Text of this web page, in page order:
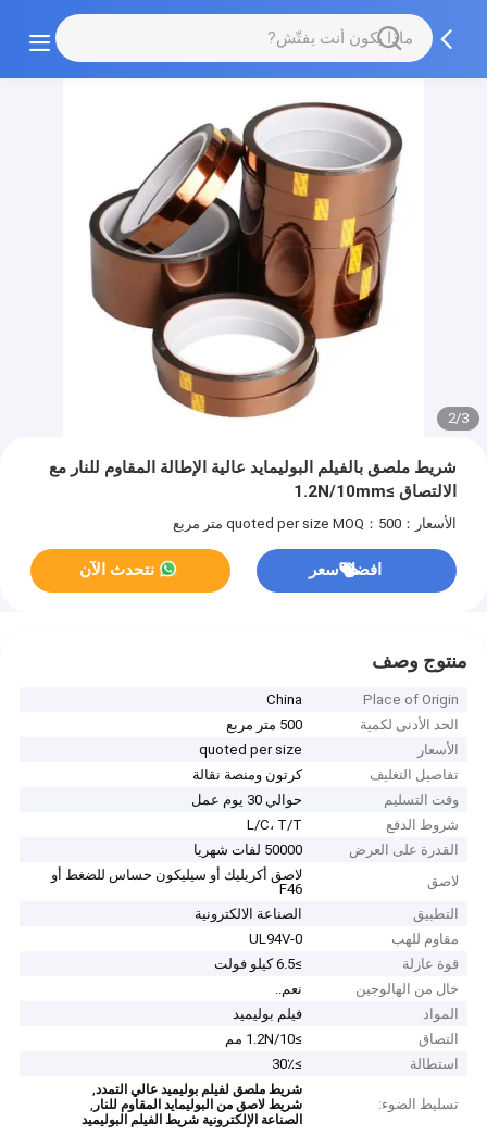
2/3
شريط ملصق بالفيلم البوليمايد عالية الإطالة المقاوم للنار مع
الالتصاق ≥1.2N/10mm
الأسعار：quoted per size MOQ：500 متر مربع
افضل سعر نتحدث الآن
منتوج وصف
Place of Origin
China
الحد الأدنى لكمية
500 متر مربع
الأسعار
quoted per size
تفاصيل التغليف
كرتون ومنصة نقالة
وقت التسليم
حوالي 30 يوم عمل
شروط الدفع
L/C، T/T
القدرة على العرض
50000 لفات شهريا
لاصق
لاصق أكريليك أو سيليكون حساس للضغط أو
F46
التطبيق
الصناعة الالكترونية
مقاوم للهب
UL94V-0
قوة عازلة
≥6.5 كيلو فولت
خال من الهالوجين
نعم..
المواد
فيلم بوليميد
التصاق
≥1.2N/10 مم
استطالة
≥30٪
تسليط الضوء:
شريط ملصق لفيلم بوليميد عالي التمدد,
شريط لاصق من البوليمايد المقاوم للنار ,
الصناعة الإلكترونية شريط الفيلم البوليميد